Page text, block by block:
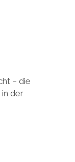
– die
der